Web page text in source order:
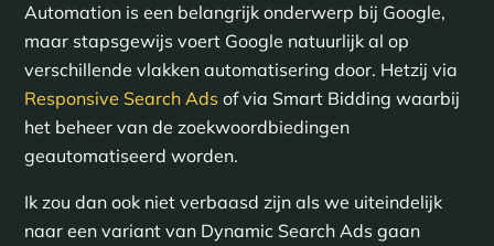
Automation is een belangrijk onderwerp bij Google,
maar stapsgewijs voert Google natuurlijk al op
verschillende vlakken automatisering door. Hetzij via
Responsive Search Ads of via Smart Bidding waarbij
het beheer van de zoekwoordbiedingen
geautomatiseerd worden.
Ik zou dan ook niet verbaasd zijn als we uiteindelijk
naar een variant van Dynamic Search Ads gaan